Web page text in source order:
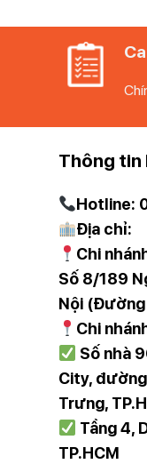
Matte
nướng,
Thiết
Chảo sâu
cảm giác
giác sang
Hiệu
Tiết
chóng mà
Chống
lo làm
Thông tin
Hotline:
Địa chỉ:
Chi
Số 8/189
Nội (Đường
Chi
Số nhà
City,
Trưng,
Tầng 4,
TP.HCM